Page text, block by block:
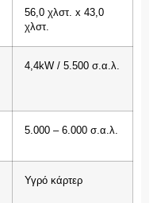
56,0 χλστ. x 43,0
χλστ.
4,4kW / 5.500 σ.α.λ.
5.000 – 6.000 σ.α.λ.
Υγρό κάρτερ